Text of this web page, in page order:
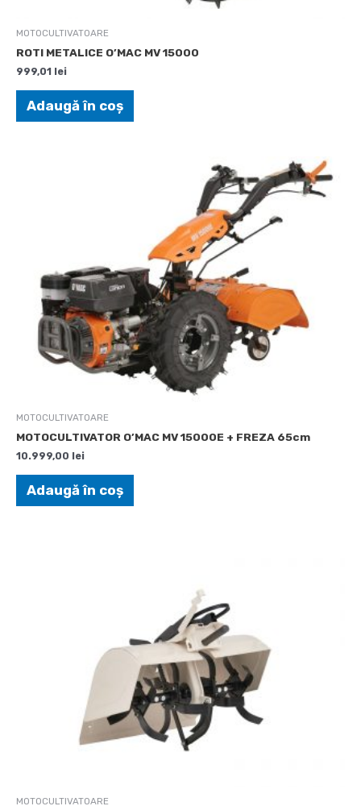
MOTOCULTIVATOARE
ROTI METALICE O’MAC MV 15000
999,01 lei
Adaugă în coș
MOTOCULTIVATOARE
MOTOCULTIVATOR O’MAC MV 15000E + FREZA 65cm
10.999,00 lei
Adaugă în coș
MOTOCULTIVATOARE